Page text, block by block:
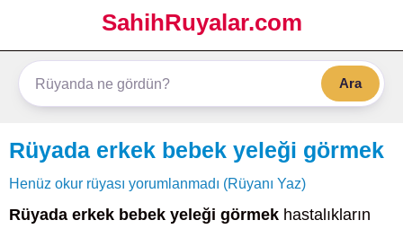
SahihRuyalar.com
Ara
Rüyada erkek bebek yeleği görmek
Henüz okur rüyası yorumlanmadı (Rüyanı Yaz)
Rüyada erkek bebek yeleği görmek hastalıkların